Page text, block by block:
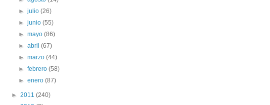
►julio(26)
►junio(55)
►mayo(86)
►abril(67)
►marzo(44)
►febrero(58)
►enero(87)
► 2011 (240)